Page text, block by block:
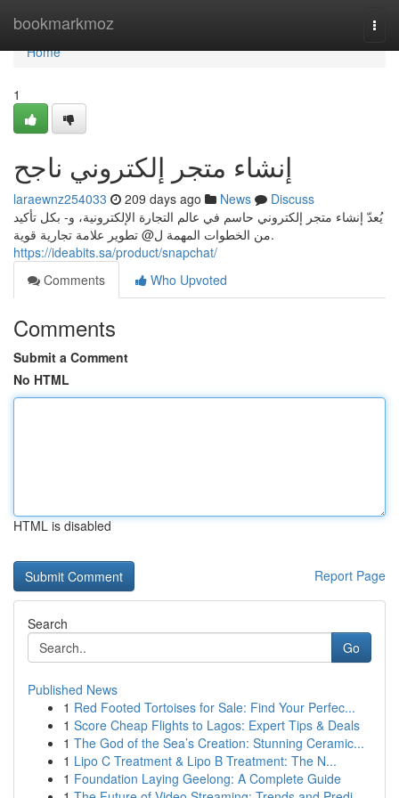
bookmarkmoz
Home
Home
1
إنشاء متجر إلكتروني ناجح
laraewnz254033 209 days ago News
Discuss
يُعدّ إنشاء متجر إلكتروني حاسم في عالم التجارة الإلكترونية، و- بكل تأكيد
من الخطوات المهمة ل@ تطوير علامة تجارية قوية.
https://ideabits.sa/product/snapchat/
Comments
Who Upvoted
Comments
Submit a Comment
No HTML
HTML is disabled
Report Page
Search
Go
Published News
1 Red Footed Tortoises for Sale: Find Your Perfec...
1 Score Cheap Flights to Lagos: Expert Tips & Deals
1 The God of the Sea’s Creation: Stunning Ceramic...
1 Lipo C Treatment & Lipo B Treatment: The N...
1 Foundation Laying Geelong: A Complete Guide